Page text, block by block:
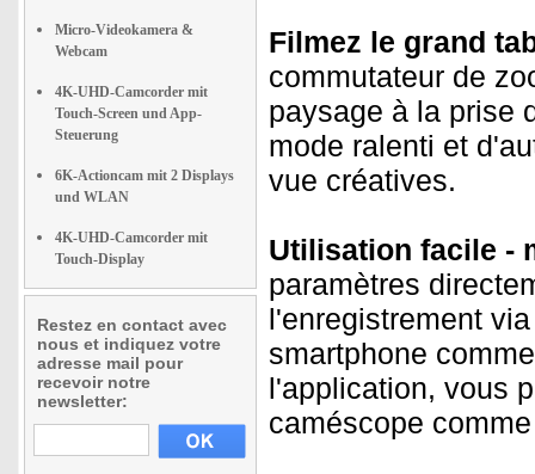
Micro-Videokamera &
Webcam
4K-UHD-Camcorder mit
Touch-Screen und App-
Steuerung
6K-Actioncam mit 2 Displays
und WLAN
4K-UHD-Camcorder mit
Touch-Display
Restez en contact avec
nous et indiquez votre
adresse mail pour
recevoir notre
newsletter:
Filmez le grand
commutateur de
paysage à la prise
mode ralenti et
vue créatives.
Utilisation facile -
paramètres
l'enregistrement
smartphone
l'application, vous
caméscope